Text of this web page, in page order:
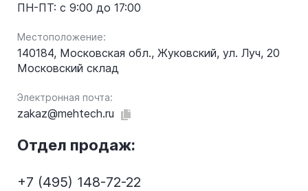
ПН-ПТ: с 9:00 до 17:00
Местоположение:
140184, Московская обл., Жуковский, ул. Луч, 20
Московский склад
Электронная почта:
zakaz@mehtech.ru
Отдел продаж:
+7 (495) 148-72-22